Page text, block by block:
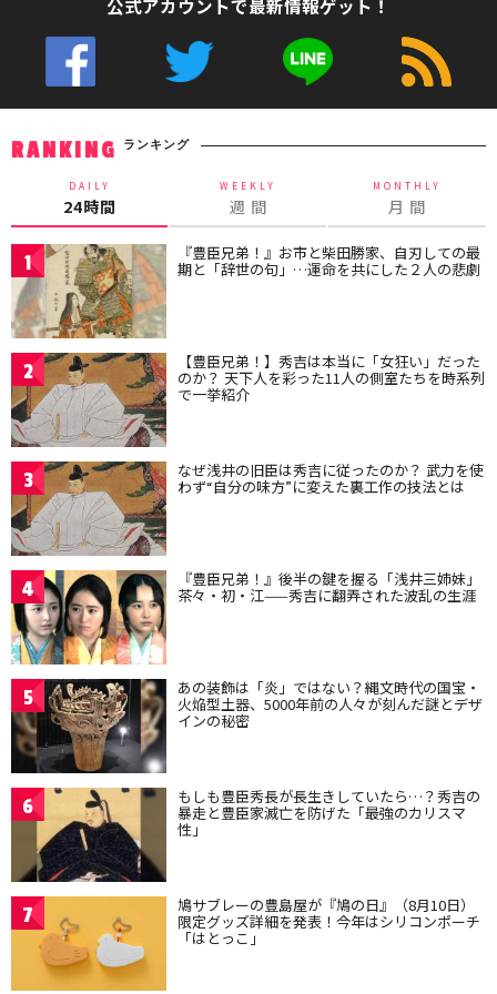
公式アカウントで最新情報ゲット！
RANKING ランキング
DAILY
24時間
WEEKLY
週 間
MONTHLY
月 間
1 『豊臣兄弟！』お市と柴田勝家、自刃しての最
期と「辞世の句」…運命を共にした２人の悲劇
2 【豊臣兄弟！】秀吉は本当に「女狂い」だった
のか？ 天下人を彩った11人の側室たちを時系列
で一挙紹介
3 なぜ浅井の旧臣は秀吉に従ったのか？ 武力を使
わず“自分の味方”に変えた裏工作の技法とは
4 『豊臣兄弟！』後半の鍵を握る「浅井三姉妹」
茶々・初・江——秀吉に翻弄された波乱の生涯
5 あの装飾は「炎」ではない？縄文時代の国宝・
火焔型土器、5000年前の人々が刻んだ謎とデザ
インの秘密
6 もしも豊臣秀長が長生きしていたら…？秀吉の
暴走と豊臣家滅亡を防げた「最強のカリスマ
性」
7 鳩サブレーの豊島屋が『鳩の日』（8月10日）
限定グッズ詳細を発表！今年はシリコンポーチ
「はとっこ」